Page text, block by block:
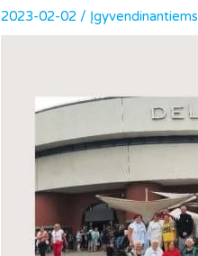
2023-02-02 /